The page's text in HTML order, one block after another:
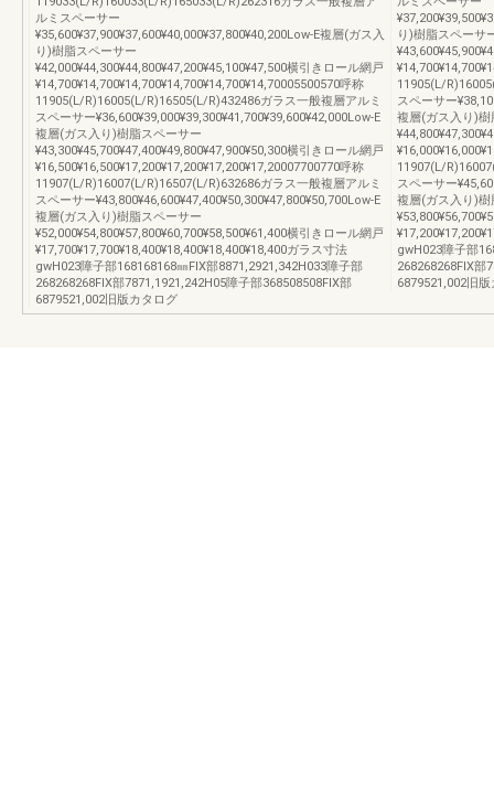
ルミスペーサー
¥35,600¥37,900¥37,600¥40,000¥37,800¥40,200Low-E複層(ガス入
り)樹脂スペーサー
¥42,000¥44,300¥44,800¥47,200¥45,100¥47,500横引きロール網戸
¥14,700¥14,700¥14,700¥14,700¥14,700¥14,70005500570呼称
11905(L/R)16005(L/R)16505(L/R)432486ガラス一般複層アルミ
スペーサー¥36,600¥39,000¥39,300¥41,700¥39,600¥42,000Low-E
複層(ガス入り)樹脂スペーサー
¥43,300¥45,700¥47,400¥49,800¥47,900¥50,300横引きロール網戸
¥16,500¥16,500¥17,200¥17,200¥17,200¥17,20007700770呼称
11907(L/R)16007(L/R)16507(L/R)632686ガラス一般複層アルミ
スペーサー¥43,800¥46,600¥47,400¥50,300¥47,800¥50,700Low-E
複層(ガス入り)樹脂スペーサー
¥52,000¥54,800¥57,800¥60,700¥58,500¥61,400横引きロール網戸
¥17,700¥17,700¥18,400¥18,400¥18,400¥18,400ガラス寸法
gwH023障子部168168168㎜FIX部8871,2921,342H033障子部
268268268FIX部7871,1921,242H05障子部368508508FIX部
6879521,002旧版カタログ
り)樹脂スペーサ
11905(L/
スペーサー
複層(ガス入り)樹
11907(L/
スペーサー
複層(ガス入り)樹
gwH023障子部
268268268FIX部
6879521,002旧